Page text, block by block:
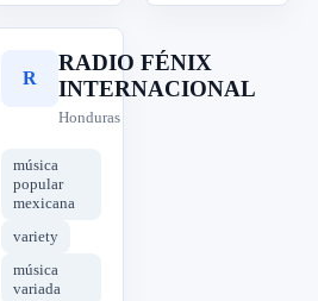
R
RADIO FÉNIX
INTERNACIONAL
Honduras
música
popular
mexicana
variety
música
variada